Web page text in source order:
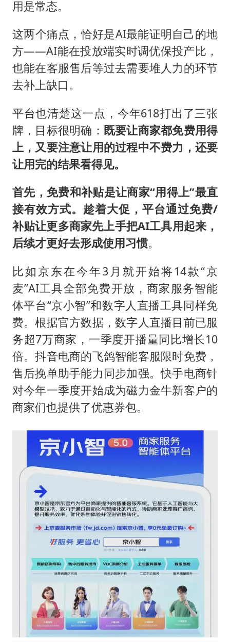
用是常态。
这两个痛点，恰好是AI最能证明自己的地
方——AI能在投放端实时调优保投产比，
也能在客服售后等过去需要堆人力的环节
去补上缺口。
平台也清楚这一点，今年618打出了三张
牌，目标很明确： 既要让商家都免费用得
上，又要注意让用的过程中不费力，还要
让用完的结果看得见。
首先，免费和补贴是让商家“用得上”最直
接有效方式。趁着大促，平台通过免费/
补贴让更多商家先上手把AI工具用起来，
后续才更好去形成使用习惯。
比如京东在今年3月就开始将14款“京
麦”AI工具全部免费开放，商家服务智能
体平台“京小智”和数字人直播工具同样免
费。根据官方数据，数字人直播目前已服
务超7万商家，一季度开播量同比增长10
倍。抖音电商的飞鸽智能客服限时免费，
售后挽单助手能力同步加强。快手电商针
对今年一季度开始成为磁力金牛新客户的
商家们也提供了优惠券包。